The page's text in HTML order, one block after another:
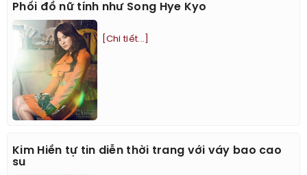
Phối đồ nữ tính như Song Hye Kyo
[Chi tiết...]
Kim Hiền tự tin diễn thời trang với váy bao cao
su